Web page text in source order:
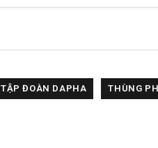
TẬP ĐOÀN DAPHA THÙNG